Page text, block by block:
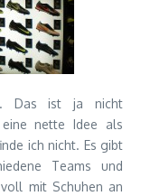
Das ist ja nicht
nette Idee als
ich nicht. Es gibt
Teams und
mit Schuhen an